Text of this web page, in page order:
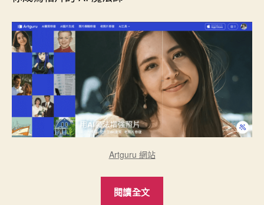
Artguru 網站
閱讀全文